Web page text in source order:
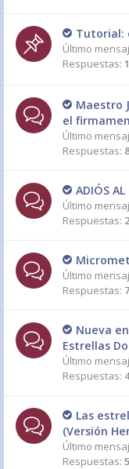
Tutorial:
Último
Respuestas:
Maestro
el
Último
Respuestas: 8
ADIÓS AL
Último
Respuestas: 2
Último
Respuestas: 7
Nueva
Estrellas
Último
Respuestas: 4
Las
(Versión
Último
Respuestas: 5